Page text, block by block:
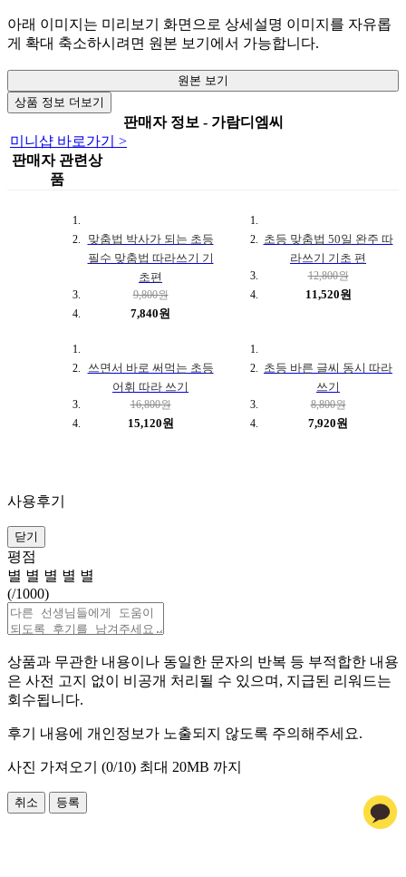
아래 이미지는 미리보기 화면으로 상세설명 이미지를 자유롭
게 확대 축소하시려면 원본 보기에서 가능합니다.
원본 보기
상품 정보 더보기
판매자 정보 - 가람디엠씨
미니샵 바로가기 >
판매자 관련상
품
맞춤법 박사가 되는 초등
필수 맞춤법 따라쓰기 기
초편
9,800원
7,840원
초등 맞춤법 50일 완주 따
라쓰기 기초 편
12,800원
11,520원
쓰면서 바로 써먹는 초등
어휘 따라 쓰기
16,800원
15,120원
초등 바른 글씨 동시 따라
쓰기
8,800원
7,920원
사용후기
닫기
평점
별 별 별 별 별
(/1000)
상품과 무관한 내용이나 동일한 문자의 반복 등 부적합한 내용
은 사전 고지 없이 비공개 처리될 수 있으며, 지급된 리워드는
회수됩니다.
후기 내용에 개인정보가 노출되지 않도록 주의해주세요.
사진 가져오기 (0/10) 최대 20MB 까지
취소 등록